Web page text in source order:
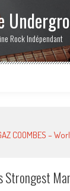
Rock Indépendant
COOMBES –
Strongest